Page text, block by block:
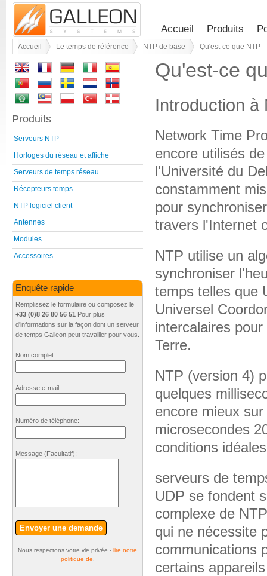
Accueil Produits
Accueil Le temps de référence NTP de base Qu'est-ce que NTP
Qu'est-ce
Introduction à
Network Time
encore utilisés
l'Université du
constamment
pour
travers l'Internet
NTP utilise un
synchroniser
temps telles que
Universel
intercalaires
Terre.
NTP (version 4)
quelques
encore mieux
microsecondes
conditions
serveurs de
UDP se fondent
complexe de
qui ne nécessite
communications
certains
Produits
Serveurs NTP
Horloges du réseau et affiche
Serveurs de temps réseau
Récepteurs temps
NTP logiciel client
Antennes
Modules
Accessoires
Enquête rapide
Remplissez le formulaire ou composez le
+33 (0)8 26 80 56 51 Pour plus
d'informations sur la façon dont un serveur
de temps Galleon peut travailler pour vous.
Nom complet:
Adresse e-mail:
Numéro de téléphone:
Message (Facultatif):
Envoyer une demande
Nous respectons votre vie privée - lire notre
politique de.